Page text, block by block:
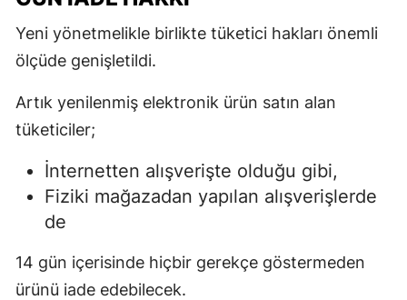
Yeni yönetmelikle birlikte tüketici hakları önemli
ölçüde genişletildi.
Artık yenilenmiş elektronik ürün satın alan
tüketiciler;
İnternetten alışverişte olduğu gibi,
Fiziki mağazadan yapılan alışverişlerde
de
14 gün içerisinde hiçbir gerekçe göstermeden
ürünü iade edebilecek.